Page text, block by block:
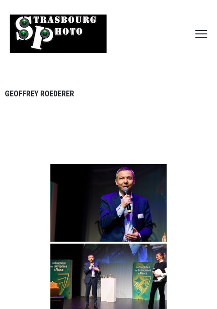
GEOFFREY ROEDERER